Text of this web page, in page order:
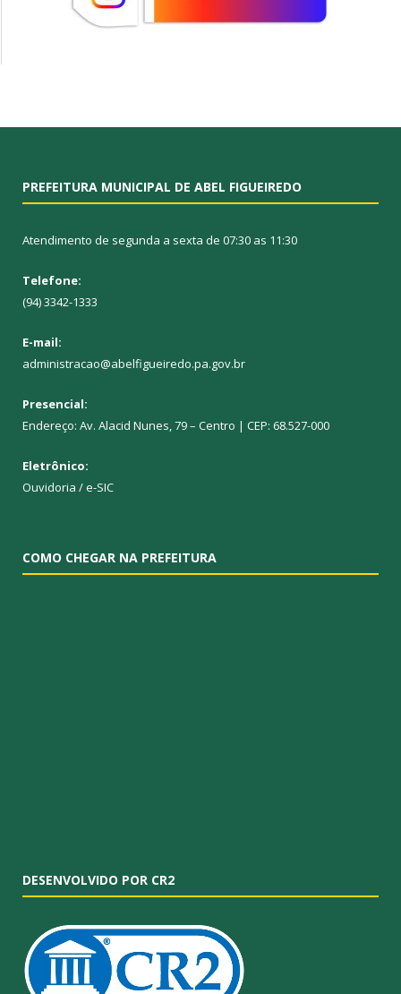
PREFEITURA MUNICIPAL DE ABEL FIGUEIREDO
Atendimento de segunda a sexta de 07:30 as 11:30
Telefone:
(94) 3342-1333
E-mail:
administracao@abelfigueiredo.pa.gov.br
Presencial:
Endereço: Av. Alacid Nunes, 79 – Centro | CEP: 68.527-000
Eletrônico:
Ouvidoria /e-SIC
COMO CHEGAR NA PREFEITURA
DESENVOLVIDO POR CR2